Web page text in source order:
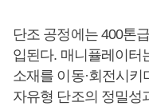
단조 공정에는 400톤
입된다. 매니퓰레이터
소재를 이동·회전시
자유형 단조의 정밀성